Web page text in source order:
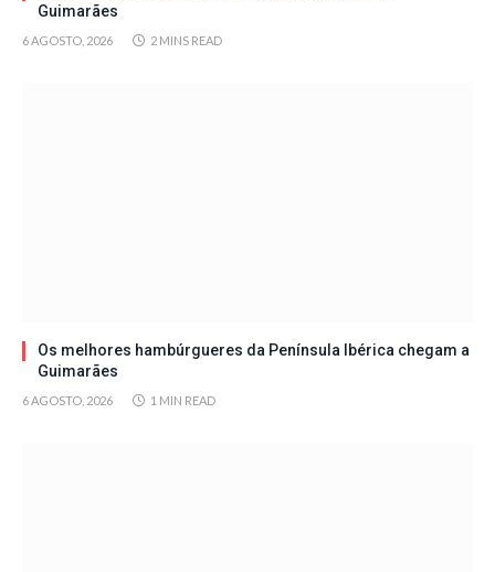
Guimarães
6 AGOSTO, 2026 2 MINS READ
Os melhores hambúrgueres da Península Ibérica chegam a
Guimarães
6 AGOSTO, 2026 1 MIN READ